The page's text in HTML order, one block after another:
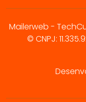
Mailerweb -
© CNPJ: